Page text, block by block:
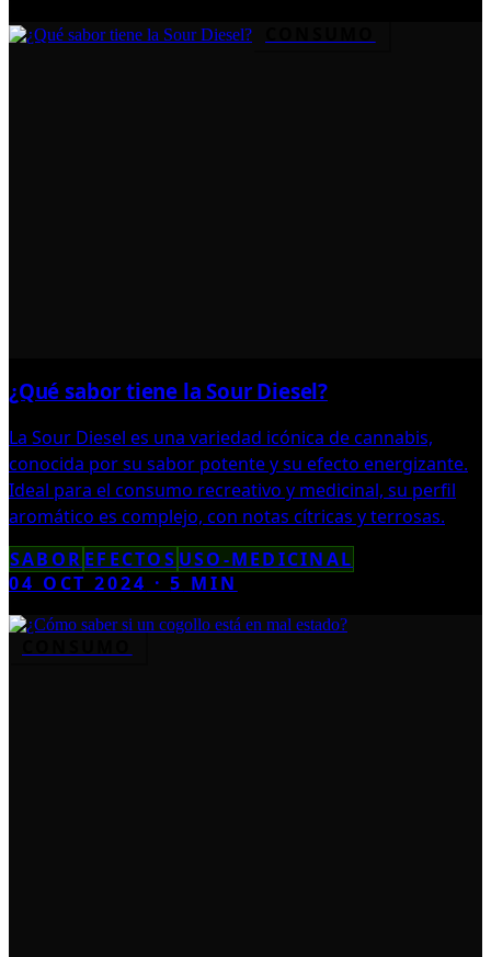
¿Qué sabor tiene la Sour Diesel?
La Sour Diesel es una variedad icónica de cannabis,
conocida por su sabor potente y su efecto energizante.
Ideal para el consumo recreativo y medicinal, su perfil
aromático es complejo, con notas cítricas y terrosas.
SABOR EFECTOS USO-MEDICINAL
04 OCT 2024 ·5 MIN